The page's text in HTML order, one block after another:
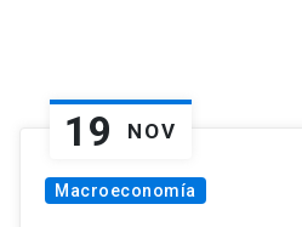
19 NOV
Macroeconomía